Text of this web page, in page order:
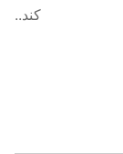
کند..